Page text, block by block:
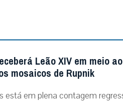
Leão XIV em meio
mosaicos de Rupnik
está em plena contagem